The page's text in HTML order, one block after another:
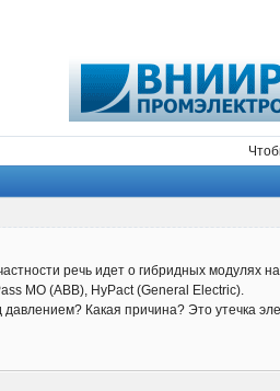
речь идет о гибридных модулях
MO (ABB), HyPact (General Electric).
Какая причина? Это утечка